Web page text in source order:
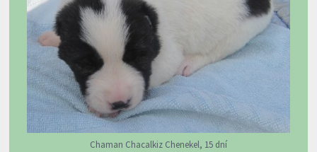
Chaman Chacalkiz Chenekel, 15 dní